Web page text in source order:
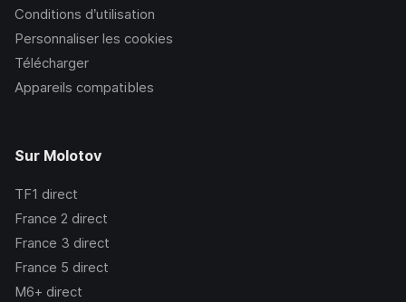
Conditions d’utilisation
Personnaliser les cookies
Télécharger
Appareils compatibles
Sur Molotov
TF1 direct
France 2 direct
France 3 direct
France 5 direct
M6+ direct